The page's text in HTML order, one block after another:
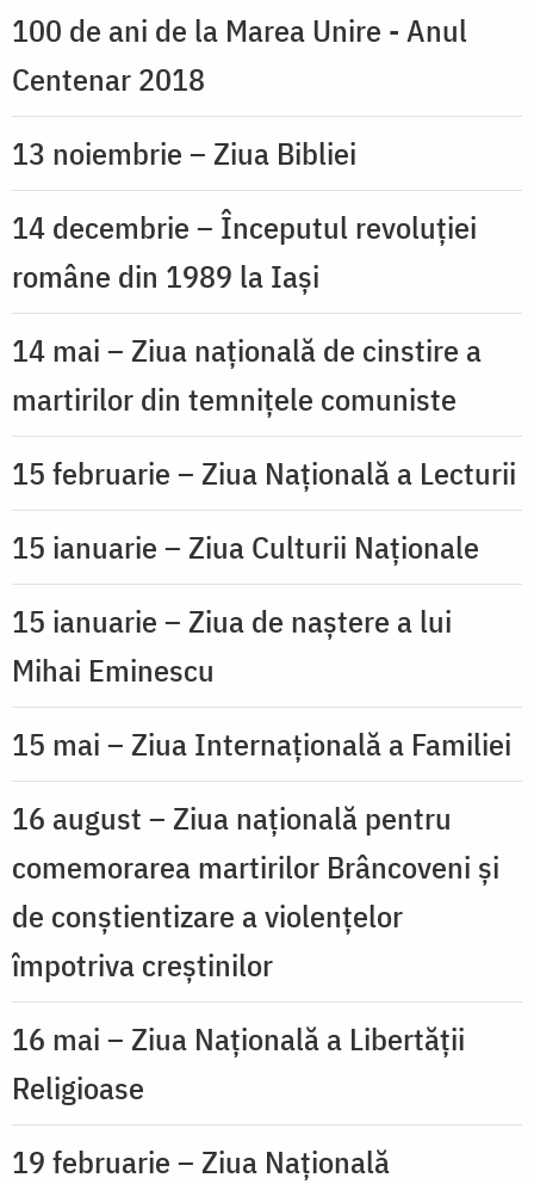
100 de ani de la Marea Unire - Anul
Centenar 2018
13 noiembrie – Ziua Bibliei
14 decembrie – Începutul revoluției
române din 1989 la Iași
14 mai – Ziua națională de cinstire a
martirilor din temnițele comuniste
15 februarie – Ziua Națională a Lecturii
15 ianuarie – Ziua Culturii Naționale
15 ianuarie – Ziua de naștere a lui
Mihai Eminescu
15 mai – Ziua Internațională a Familiei
16 august – Ziua națională pentru
comemorarea martirilor Brâncoveni și
de conștientizare a violențelor
împotriva creștinilor
16 mai – Ziua Națională a Libertății
Religioase
19 februarie – Ziua Națională